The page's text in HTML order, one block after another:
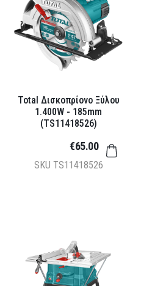
Total Δισκοπρίονο Ξύλου
1.400W - 185mm
(TS11418526)
SKU TS11418526
€65.00